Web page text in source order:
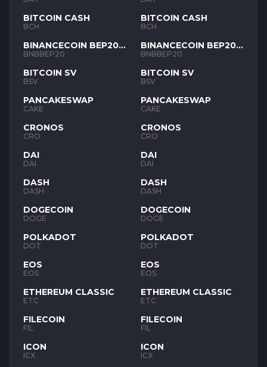
BITCOIN CASH
BCH
BINANCECOIN BEP20
BNB
BNBBEP20
BITCOIN SV
BSV
PANCAKESWAP
CAKE
CRONOS
CRO
DAI
DAI
DASH
DASH
DOGECOIN
DOGE
POLKADOT
DOT
EOS
EOS
ETHEREUM CLASSIC
ETC
FILECOIN
FIL
ICON
ICX
BITCOIN CASH
BCH
BINANCECOIN BEP20
BNB
BNBBEP20
BITCOIN SV
BSV
PANCAKESWAP
CAKE
CRONOS
CRO
DAI
DAI
DASH
DASH
DOGECOIN
DOGE
POLKADOT
DOT
EOS
EOS
ETHEREUM CLASSIC
ETC
FILECOIN
FIL
ICON
ICX